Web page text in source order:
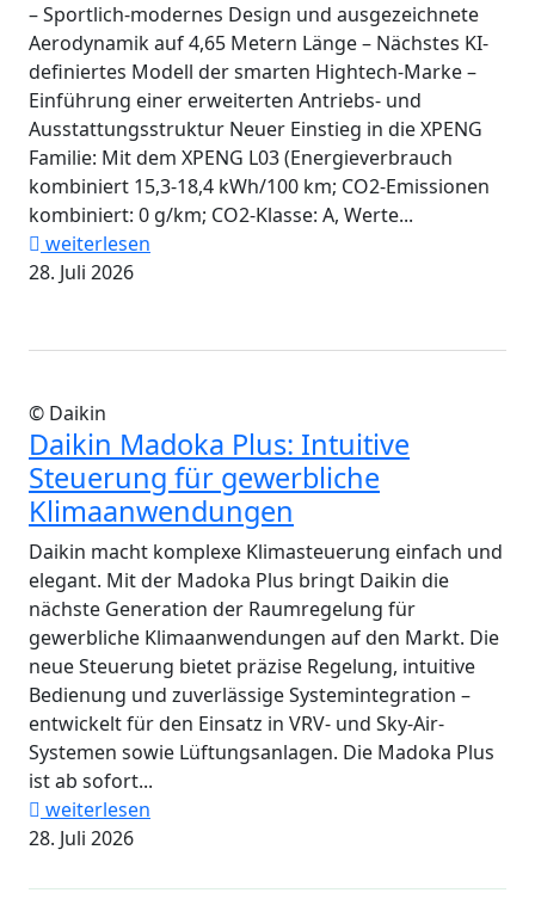
– Sportlich-modernes Design und ausgezeichnete
Aerodynamik auf 4,65 Metern Länge – Nächstes KI-
definiertes Modell der smarten Hightech-Marke –
Einführung einer erweiterten Antriebs- und
Ausstattungsstruktur Neuer Einstieg in die XPENG
Familie: Mit dem XPENG L03 (Energieverbrauch
kombiniert 15,3-18,4 kWh/100 km; CO2-Emissionen
kombiniert: 0 g/km; CO2-Klasse: A, Werte...
weiterlesen
28. Juli 2026
© Daikin
Daikin Madoka Plus: Intuitive
Steuerung für gewerbliche
Klimaanwendungen
Daikin macht komplexe Klimasteuerung einfach und
elegant. Mit der Madoka Plus bringt Daikin die
nächste Generation der Raumregelung für
gewerbliche Klimaanwendungen auf den Markt. Die
neue Steuerung bietet präzise Regelung, intuitive
Bedienung und zuverlässige Systemintegration –
entwickelt für den Einsatz in VRV- und Sky-Air-
Systemen sowie Lüftungsanlagen. Die Madoka Plus
ist ab sofort...
weiterlesen
28. Juli 2026